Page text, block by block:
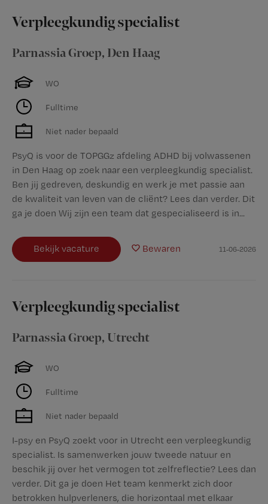
Verpleegkundig specialist
Parnassia Groep, Den Haag
WO
Fulltime
Niet nader bepaald
PsyQ is voor de TOPGGz afdeling ADHD bij volwassenen
in Den Haag op zoek naar een verpleegkundig specialist.
Ben jij gedreven, deskundig en werk je met passie aan
de kwaliteit van leven van de cliënt? Lees dan verder. Dit
ga je doen Wij zijn een team dat gespecialiseerd is in...
Bekijk vacature Bewaren 11-06-2026
Verpleegkundig specialist
Parnassia Groep, Utrecht
WO
Fulltime
Niet nader bepaald
I-psy en PsyQ zoekt voor in Utrecht een verpleegkundig
specialist. Is samenwerken jouw tweede natuur en
beschik jij over het vermogen tot zelfreflectie? Lees dan
verder. Dit ga je doen Het team kenmerkt zich door
betrokken hulpverleners, die horizontaal met elkaar